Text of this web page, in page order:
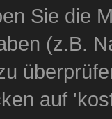
Sie die
(z.B.
auf